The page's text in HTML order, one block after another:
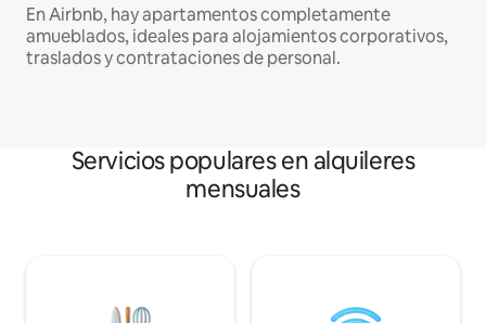
En Airbnb, hay apartamentos completamente
amueblados, ideales para alojamientos corporativos,
traslados y contrataciones de personal.
Servicios populares en alquileres
mensuales